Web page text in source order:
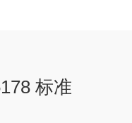
标准